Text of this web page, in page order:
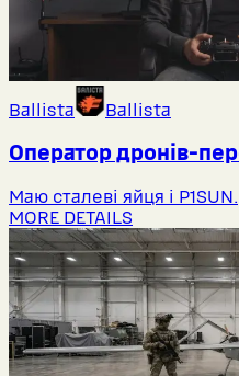
Ballista Ballista
Оператор дронів-
Маю сталеві яйця і P1SUN.
MORE DETAILS